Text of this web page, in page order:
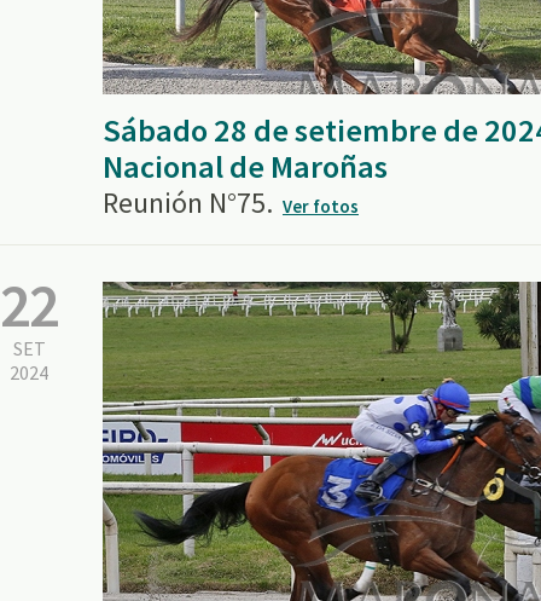
Sábado 28 de setiembre de
Nacional de Maroñas
Reunión N°75. Ver fotos
22
SET
2024